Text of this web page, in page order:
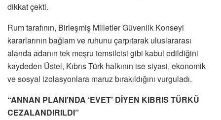
dikkat çekti.
Rum tarafının, Birleşmiş Milletler Güvenlik Konseyi
kararlarının bağlam ve ruhunu çarpıtarak uluslararası
alanda adanın tek meşru temsilcisi gibi kabul edildiğini
kaydeden Üstel, Kıbrıs Türk halkının ise siyasi, ekonomik
ve sosyal izolasyonlara maruz bırakıldığını vurguladı.
“ANNAN PLANI’NDA ‘EVET’ DİYEN KIBRIS TÜRKÜ
CEZALANDIRILDI”